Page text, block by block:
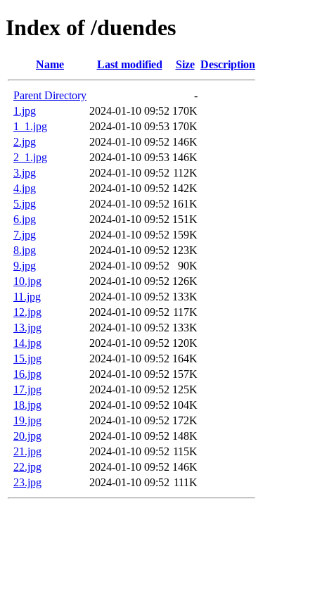
Index of /duendes
Name Last modified Size Description
Parent Directory
-
1.jpg
2024-01-10 09:52 170K
1_1.jpg
2024-01-10 09:53 170K
2.jpg
2024-01-10 09:52 146K
2_1.jpg
2024-01-10 09:53 146K
3.jpg
2024-01-10 09:52 112K
4.jpg
2024-01-10 09:52 142K
5.jpg
2024-01-10 09:52 161K
6.jpg
2024-01-10 09:52 151K
7.jpg
2024-01-10 09:52 159K
8.jpg
2024-01-10 09:52 123K
9.jpg
2024-01-10 09:52
90K
10.jpg
2024-01-10 09:52 126K
11.jpg
2024-01-10 09:52 133K
12.jpg
2024-01-10 09:52 117K
13.jpg
2024-01-10 09:52 133K
14.jpg
2024-01-10 09:52 120K
15.jpg
2024-01-10 09:52 164K
16.jpg
2024-01-10 09:52 157K
17.jpg
2024-01-10 09:52 125K
18.jpg
2024-01-10 09:52 104K
19.jpg
2024-01-10 09:52 172K
20.jpg
2024-01-10 09:52 148K
21.jpg
2024-01-10 09:52 115K
22.jpg
2024-01-10 09:52 146K
23.jpg
2024-01-10 09:52 111K